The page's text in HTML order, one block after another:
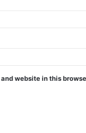
website in this